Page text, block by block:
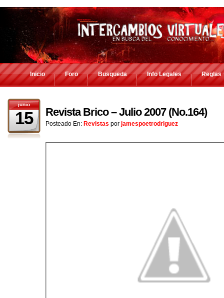
Inicio Foro Busqueda Info Legales Reglas
junio
15 Revista Brico – Julio 2007 (No.164)
Posteado En: Revistas por jamespoetrodriguez